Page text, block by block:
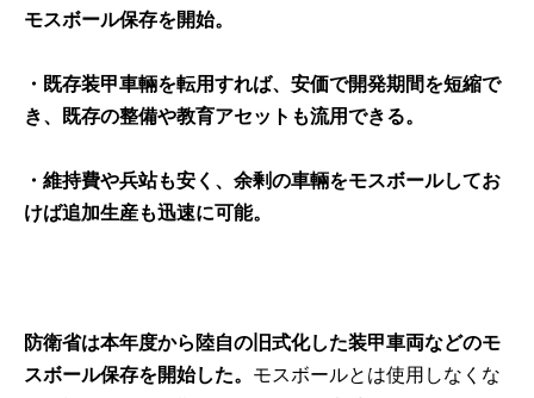
モスボール保存を開始。
・既存装甲車輛を転用すれば、安価で開発期間を短縮で
き、既存の整備や教育アセットも流用できる。
・維持費や兵站も安く、余剰の車輛をモスボールしてお
けば追加生産も迅速に可能。
防衛省は本年度から陸自の旧式化した装甲車両などのモ
スボール保存を開始した。 モスボールとは使用しなくな